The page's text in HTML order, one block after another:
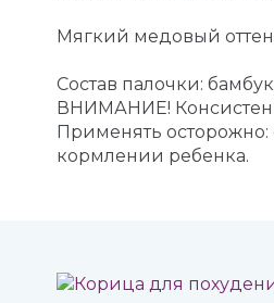
Мягкий медовый
Состав палочки:
ВНИМАНИЕ!
Применять осторожно:
кормлении ребенка.